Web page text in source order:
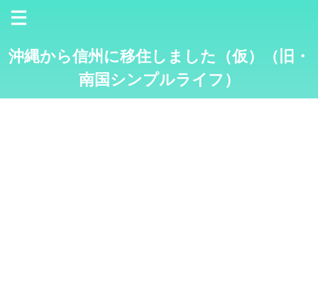
沖縄から信州に移住しました（仮）（旧・
南国シンプルライフ）